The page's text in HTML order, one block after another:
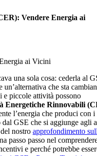
Vendere Energia ai
ai Vicini
una sola cosa: cederla al
che sta
piccole attività possono
Energetiche Rinnovabili
l’energia che produci con i
GSE che si aggiunge agli
nostro approfondimento
passo passo nel
e perché potrebbe